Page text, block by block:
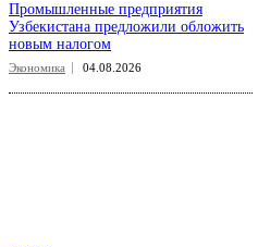
Промышленные предприятия
Узбекистана предложили обложить
новым налогом
Экономика 04.08.2026